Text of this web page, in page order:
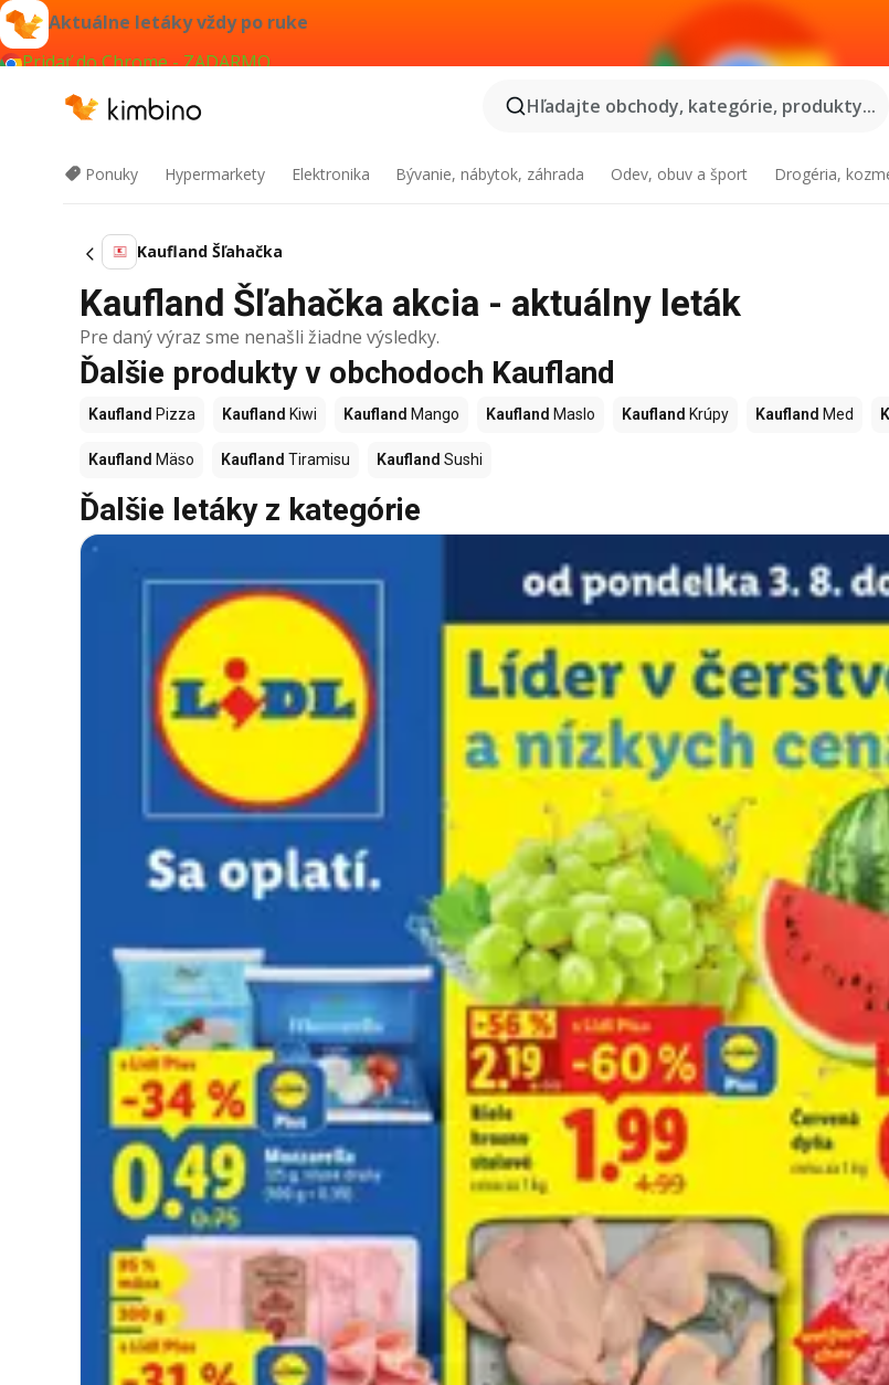
Aktuálne letáky vždy po ruke
Pridať do Chrome - ZADARMO
Hľadajte obchody, kategórie, produkty...
Ponuky Hypermarkety Elektronika Bývanie, nábytok, záhrada Odev, obuv a šport Drogéria,
Kaufland Šľahačka
Kaufland Šľahačka akcia - aktuálny leták
Pre daný výraz sme nenašli žiadne výsledky.
Ďalšie produkty v obchodoch Kaufland
Kaufland Pizza Kaufland Kiwi Kaufland Mango Kaufland Maslo Kaufland Krúpy Kaufland Med
Kaufland Mäso Kaufland Tiramisu Kaufland Sushi
Ďalšie letáky z kategórie